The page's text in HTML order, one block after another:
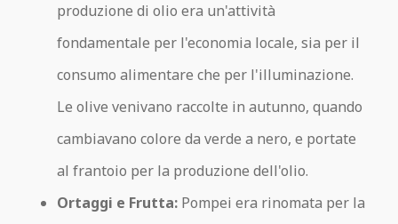
produzione di olio era un'attività
fondamentale per l'economia locale, sia per il
consumo alimentare che per l'illuminazione.
Le olive venivano raccolte in autunno, quando
cambiavano colore da verde a nero, e portate
al frantoio per la produzione dell'olio.
Ortaggi e Frutta: Pompei era rinomata per la